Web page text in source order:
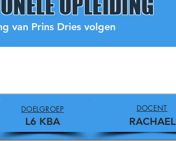
van Prins Dries volgen
DOELGROEP
L6 KBA
DOCENT
RACHAEL